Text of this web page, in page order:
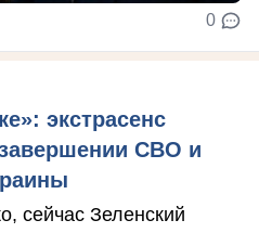
0
экстрасенс
СВО и
сейчас Зеленский